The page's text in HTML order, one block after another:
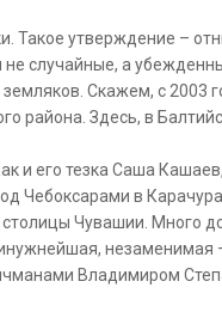
Такое утверждение –
случайные, а
Скажем, с 2003
Здесь, в
и его тезка Саша
Чебоксарами в
Чувашии. Много
незаменимая
Владимиром